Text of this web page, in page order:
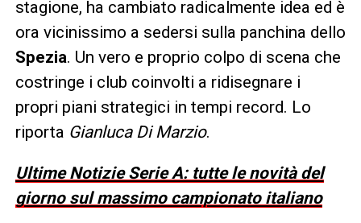
stagione, ha cambiato radicalmente idea ed è
ora vicinissimo a sedersi sulla panchina dello
Spezia. Un vero e proprio colpo di scena che
costringe i club coinvolti a ridisegnare i
propri piani strategici in tempi record. Lo
riporta Gianluca Di Marzio.
Ultime Notizie Serie A: tutte le novità del
giorno sul massimo campionato italiano